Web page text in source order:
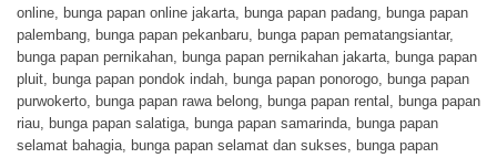
online, bunga papan online jakarta, bunga papan padang, bunga papan
palembang, bunga papan pekanbaru, bunga papan pematangsiantar,
bunga papan pernikahan, bunga papan pernikahan jakarta, bunga papan
pluit, bunga papan pondok indah, bunga papan ponorogo, bunga papan
purwokerto, bunga papan rawa belong, bunga papan rental , bunga papan
riau, bunga papan salatiga, bunga papan samarinda, bunga papan
selamat bahagia, bunga papan selamat dan sukses, bunga papan